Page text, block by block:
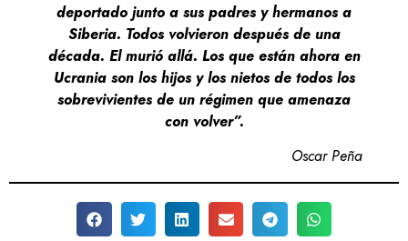
deportado junto a sus padres y hermanos a
Siberia. Todos volvieron después de una
década. El murió allá. Los que están ahora en
Ucrania son los hijos y los nietos de todos los
sobrevivientes de un régimen que amenaza
con volver”.
Oscar Peña